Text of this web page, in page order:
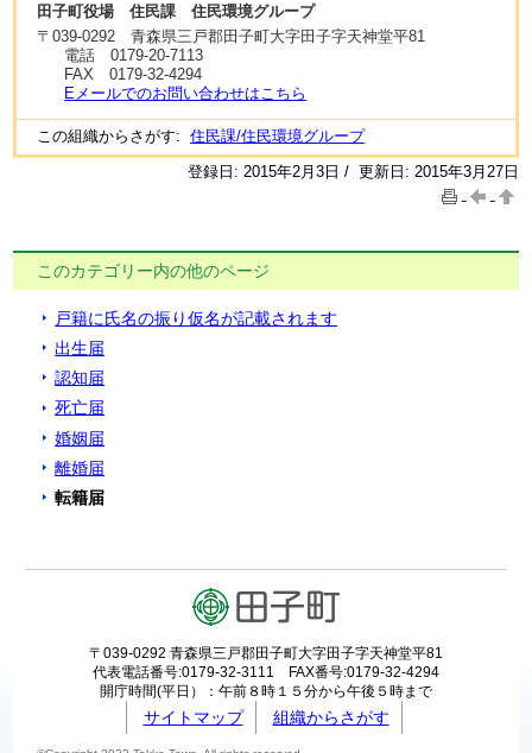
田子町役場 住民課 住民環境グループ
〒039-0292
青森県三戸郡田子町大字田子字天神堂平81
電話0179-20-7113
FAX0179-32-4294
Eメールでのお問い合わせはこちら
この組織からさがす:住民課/住民環境グループ
登録日: 2015年2月3日 / 更新日: 2015年3月27日
このカテゴリー内の他のページ
戸籍に氏名の振り仮名が記載されます
出生届
認知届
死亡届
婚姻届
離婚届
転籍届
〒039-0292 青森県三戸郡田子町大字田子字天神堂平81
代表電話番号:0179-32-3111 FAX番号:0179-32-4294
開庁時間(平日）：午前８時１５分から午後５時まで
サイトマップ 組織からさがす